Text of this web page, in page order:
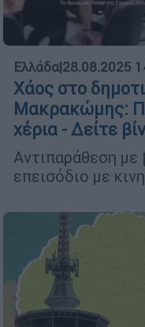
Ελλάδα|28.08.2025
Χάος στο
Μακρακώμης:
χέρια - Δείτε
Αντιπαράθεση με
επεισόδιο με